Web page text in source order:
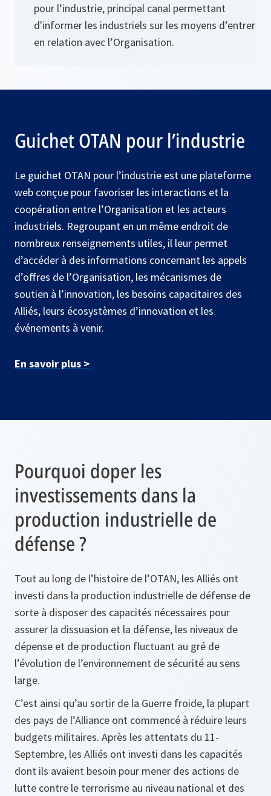
pour l’industrie, principal canal permettant
d'informer les industriels sur les moyens d’entrer
en relation avec l’Organisation.
Guichet OTAN pour l’industrie
Le guichet OTAN pour l’industrie est une plateforme
web conçue pour favoriser les interactions et la
coopération entre l’Organisation et les acteurs
industriels. Regroupant en un même endroit de
nombreux renseignements utiles, il leur permet
d’accéder à des informations concernant les appels
d’offres de l’Organisation, les mécanismes de
soutien à l’innovation, les besoins capacitaires des
Alliés, leurs écosystèmes d’innovation et les
événements à venir.
En savoir plus >
Pourquoi doper les
investissements dans la
production industrielle de
défense ?
Tout au long de l’histoire de l’OTAN, les Alliés ont
investi dans la production industrielle de défense de
sorte à disposer des capacités nécessaires pour
assurer la dissuasion et la défense, les niveaux de
dépense et de production fluctuant au gré de
l’évolution de l’environnement de sécurité au sens
large.
C’est ainsi qu’au sortir de la Guerre froide, la plupart
des pays de l’Alliance ont commencé à réduire leurs
budgets militaires. Après les attentats du 11-
Septembre, les Alliés ont investi dans les capacités
dont ils avaient besoin pour mener des actions de
lutte contre le terrorisme au niveau national et des